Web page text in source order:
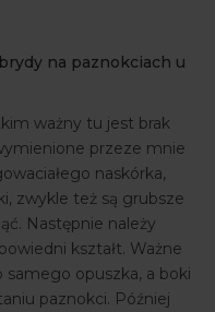
na paznokciach u
ważny tu jest brak
przeze mnie
naskórka,
zwykle też są grubsze
Następnie należy
kształt. Ważne
samego opuszka, a boki
paznokci. Później